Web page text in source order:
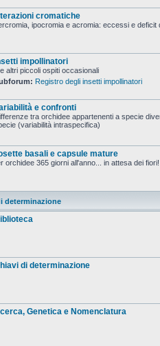
cromatiche
ipocromia e acromia: eccessi e deficit
impollinatori
altri piccoli ospiti occasionali
Registro degli insetti impollinatori
e confronti
tra orchidee appartenenti a specie
(variabilità intraspecifica)
basali e capsule mature
orchidee 365 giorni all'anno... in attesa dei fiori!
determinazione
di determinazione
Genetica e Nomenclatura